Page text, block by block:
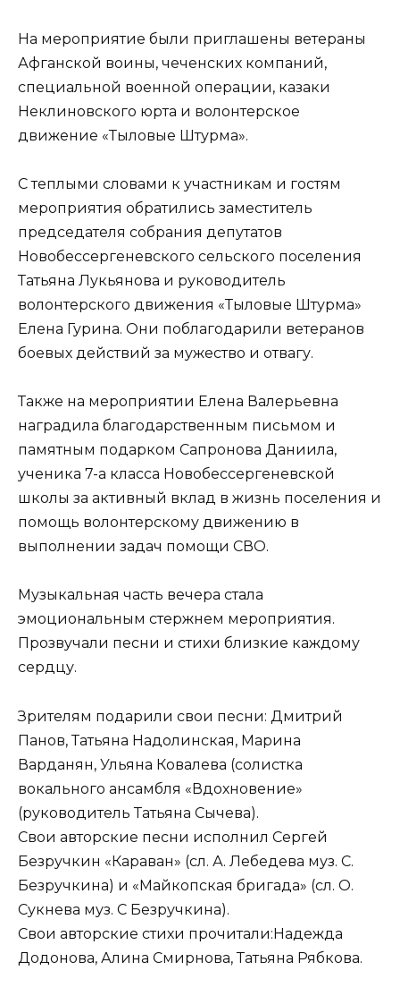
На мероприятие были приглашены ветераны
Афганской воины, чеченских компаний,
специальной военной операции, казаки
Неклиновского юрта и волонтерское
движение «Тыловые Штурма».
С теплыми словами к участникам и гостям
мероприятия обратились заместитель
председателя собрания депутатов
Новобессергеневского сельского поселения
Татьяна Лукьянова и руководитель
волонтерского движения «Тыловые Штурма»
Елена Гурина. Они поблагодарили ветеранов
боевых действий за мужество и отвагу.
Также на мероприятии Елена Валерьевна
наградила благодарственным письмом и
памятным подарком Сапронова Даниила,
ученика 7-а класса Новобессергеневской
школы за активный вклад в жизнь поселения и
помощь волонтерскому движению в
выполнении задач помощи СВО.
Музыкальная часть вечера стала
эмоциональным стержнем мероприятия.
Прозвучали песни и стихи близкие каждому
сердцу.
Зрителям подарили свои песни: Дмитрий
Панов, Татьяна Надолинская, Марина
Варданян, Ульяна Ковалева (солистка
вокального ансамбля «Вдохновение»
(руководитель Татьяна Сычева).
Свои авторские песни исполнил Сергей
Безручкин «Караван» (сл. А. Лебедева муз. С.
Безручкина) и «Майкопская бригада» (сл. О.
Сукнева муз. С Безручкина).
Свои авторские стихи прочитали:Надежда
Додонова, Алина Смирнова, Татьяна Рябкова.